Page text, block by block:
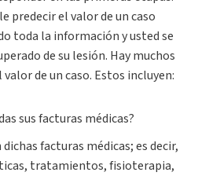
predecir el valor de un caso
toda la información y usted se
de su lesión. Hay muchos
de un caso. Estos incluyen:
sus facturas médicas?
facturas médicas; es decir,
tratamientos, fisioterapia,